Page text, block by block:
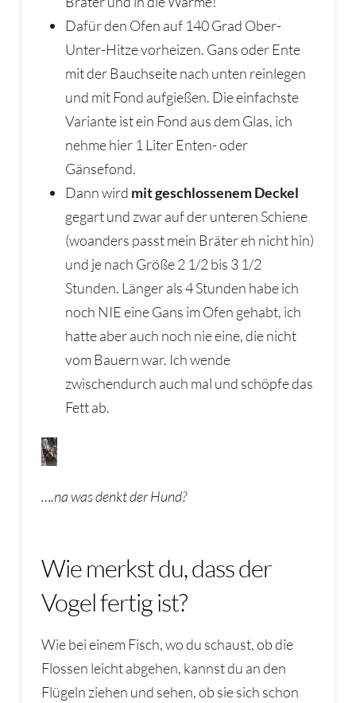
Dafür den Ofen auf 140 Grad Ober-
Unter-Hitze vorheizen. Gans oder Ente
mit der Bauchseite nach unten reinlegen
und mit Fond aufgießen. Die einfachste
Variante ist ein Fond aus dem Glas, ich
nehme hier 1 Liter Enten- oder
Gänsefond.
Dann wird mit geschlossenem Deckel
gegart und zwar auf der unteren Schiene
(woanders passt mein Bräter eh nicht hin)
und je nach Größe 2 1/2 bis 3 1/2
Stunden. Länger als 4 Stunden habe ich
noch NIE eine Gans im Ofen gehabt, ich
hatte aber auch noch nie eine, die nicht
vom Bauern war. Ich wende
zwischendurch auch mal und schöpfe das
Fett ab.
….na was denkt der Hund?
Wie merkst du, dass der
Vogel fertig ist?
Wie bei einem Fisch, wo du schaust, ob die
Flossen leicht abgehen, kannst du an den
Flügeln ziehen und sehen, ob sie sich schon